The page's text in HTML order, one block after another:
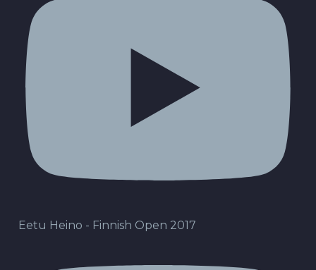
Eetu Heino - Finnish Open 2017